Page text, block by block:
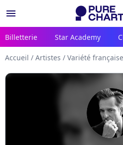
menu
Billetterie Star Academy
Accueil / Artistes / Variété française